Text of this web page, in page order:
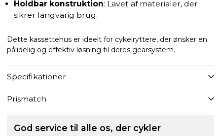
Holdbar konstruktion: Lavet af materialer, der
sikrer langvarig brug.
Dette kassettehus er ideelt for cykelryttere, der ønsker en
pålidelig og effektiv løsning til deres gearsystem.
Specifikationer
Prismatch
God service til alle os, der cykler